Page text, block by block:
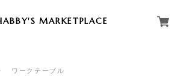
MARKETPLACE
ワークテーブル